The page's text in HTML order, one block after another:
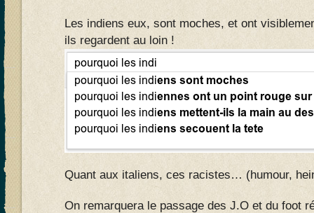
Les indiens eux, sont moches, et ont
ils regardent au loin !
Quant aux italiens, ces racistes… (humour,
On remarquera le passage des J.O et du foot